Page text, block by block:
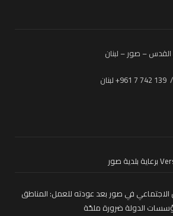
– صور – لبنان
في صور بعد عودته للعمل: المناطق
الدولة ضرورة ملحّة